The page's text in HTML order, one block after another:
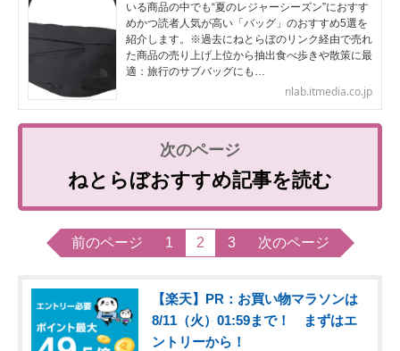
いる商品の中でも“夏のレジャーシーズン”におすす
めかつ読者人気が高い「バッグ」のおすすめ5選を
紹介します。※過去にねとらぼのリンク経由で売れ
た商品の売り上げ上位から抽出食べ歩きや散策に最
適：旅行のサブバッグにも…
nlab.itmedia.co.jp
ねとらぼおすすめ記事を読む
前のページ 1 2 3 次のページ
【楽天】PR：お買い物マラソンは
8/11（火）01:59まで！ まずはエ
ントリーから！